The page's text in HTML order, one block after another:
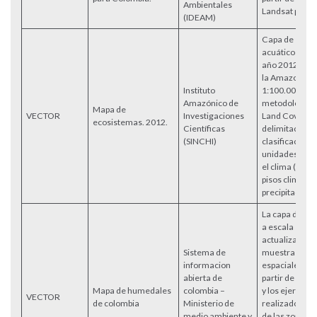
Ambientales
(IDEAM)
Landsat para
VECTOR
Mapa de
ecosistemas. 2012.
Instituto
Amazónico de
Investigaciones
Científicas
(SINCHI)
Capa de
acuáticos y
año 2012 de
la Amazonia
1:100.000,
metodología
Land Cover y
delimitación y
clasificación
unidades de
el clima
pisos
VECTOR
Mapa de humedales
de colombia
Sistema de
informacion
abierta de
colombia –
Ministerio de
La capa de
a escala
actualizada
muestra los
espaciales
partir de las
y los
realizados,